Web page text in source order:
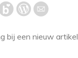
bij een nieuw artikel